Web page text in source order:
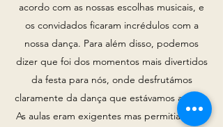
acordo com as nossas escolhas musicais, e
os convidados ficaram incrédulos com a
nossa dança. Para além disso, podemos
dizer que foi dos momentos mais divertidos
da festa para nós, onde desfrutámos
claramente da dança que estávamos a fazer.
As aulas eram exigentes mas permitiam-nos